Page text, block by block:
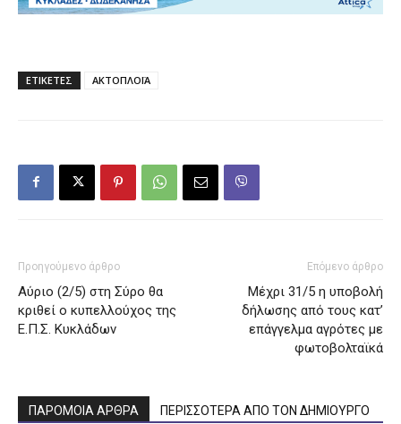
ΕΤΙΚΕΤΕΣ ΑΚΤΟΠΛΟΪΑ
Προηγούμενο άρθρο
Αύριο (2/5) στη Σύρο θα
κριθεί ο κυπελλούχος της
Ε.Π.Σ. Κυκλάδων
Επόμενο άρθρο
Μέχρι 31/5 η υποβολή
δήλωσης από τους κατ’
επάγγελμα αγρότες με
φωτοβολταϊκά
ΠΑΡΟΜΟΙΑ ΑΡΘΡΑ ΠΕΡΙΣΣΟΤΕΡΑ ΑΠΟ ΤΟΝ ΔΗΜΙΟΥΡΓΟ